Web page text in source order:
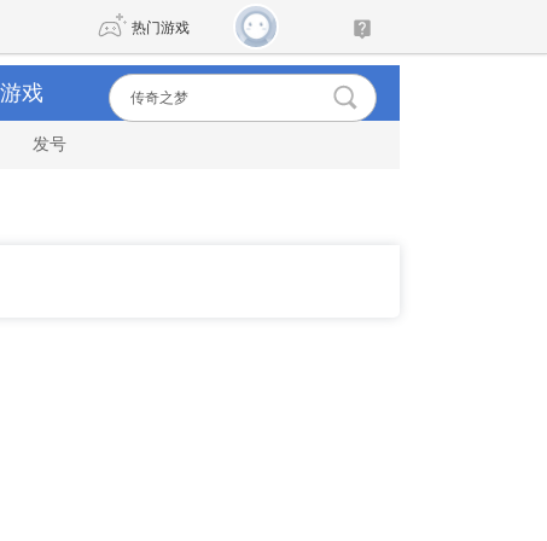
热门游戏
DNF
戏
发号